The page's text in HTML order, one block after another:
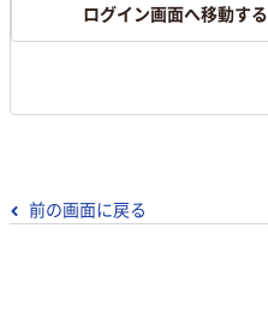
ログイン画面へ移動する
前の画面に戻る